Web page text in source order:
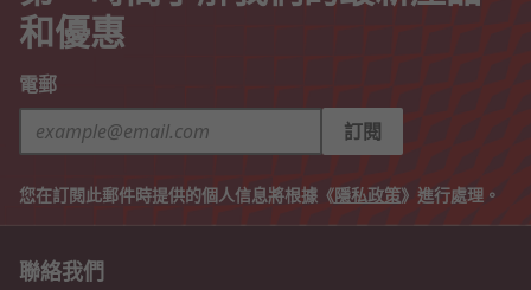
和優惠
電郵
訂閱
您在訂閱此郵件時提供的個人信息將根據《隱私政策》進行處理。
聯絡我們